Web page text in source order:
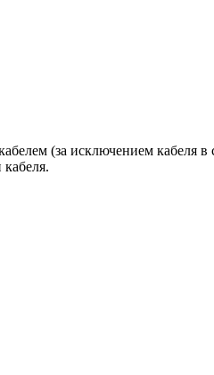
(за исключением кабеля в